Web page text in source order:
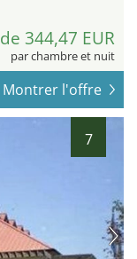
de 344,47 EUR
par chambre et nuit
Montrer l'offre
7